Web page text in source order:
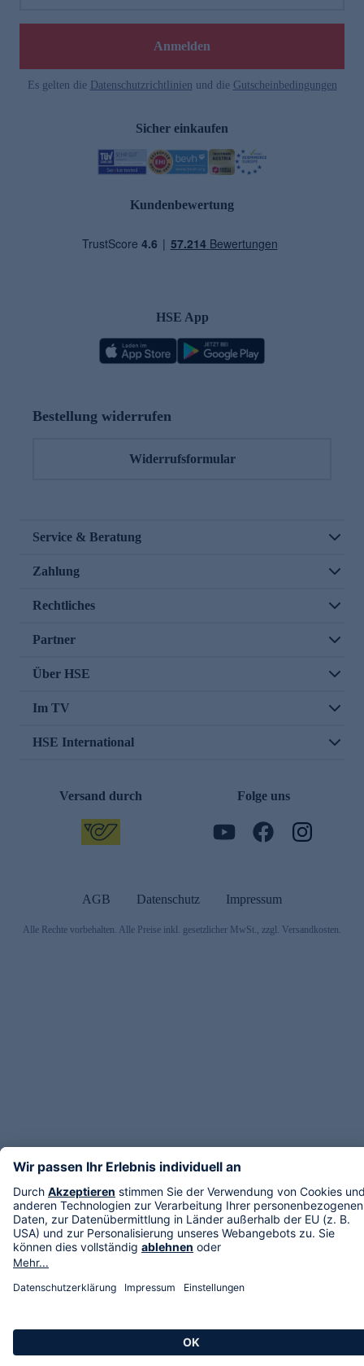
Anmelden
Es gelten die Datenschutzrichtlinien und die Gutscheinbedingungen
Sicher einkaufen
Kundenbewertung
HSE App
Bestellung widerrufen
Widerrufsformular
Service & Beratung
Zahlung
Rechtliches
Partner
Über HSE
Im TV
HSE International
Versand durch Folge uns
AGB Datenschutz Impressum
Alle Rechte vorbehalten. Alle Preise inkl. gesetzlicher MwSt., zzgl. Versandkosten.